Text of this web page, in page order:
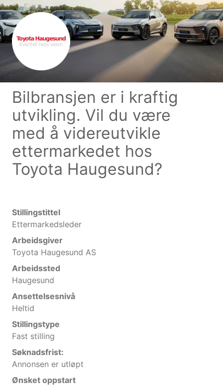
Bilbransjen er i kraftig
utvikling. Vil du være
med å videreutvikle
ettermarkedet hos
Toyota Haugesund?
Stillingstittel
Ettermarkedsleder
Arbeidsgiver
Toyota Haugesund AS
Arbeidssted
Haugesund
Ansettelsesnivå
Heltid
Stillingstype
Fast stilling
Søknadsfrist:
Annonsen er utløpt
Ønsket oppstart